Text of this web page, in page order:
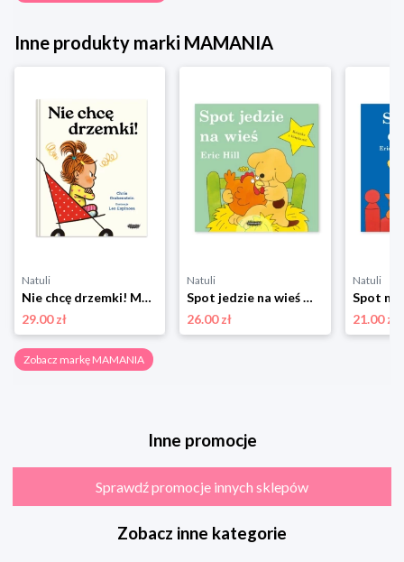
Inne produkty marki MAMANIA
Natuli
Nie chcę drzemki! Mamania
29.00 zł
Natuli
Spot jedzie na wieś Mamania
26.00 zł
Natuli
21.00 zł
Zobacz markę MAMANIA
Inne promocje
Sprawdź promocje innych sklepów
Zobacz inne kategorie